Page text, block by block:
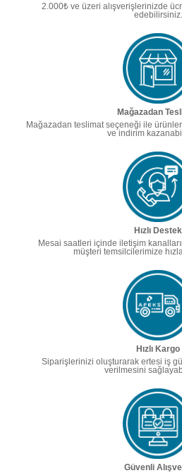
2.000₺ ve üzeri alışverişlerinizde
edebilirsiniz.
Mağazadan
Mağazadan teslimat seçeneği ile
ve indirim
Hızlı Destek
Mesai saatleri içinde iletişim
müşteri temsilcilerimize
Hızlı Kargo
Siparişlerinizi oluşturarak ertesi iş
verilmesini
Güvenli